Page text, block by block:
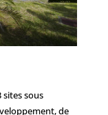
sites sous
de